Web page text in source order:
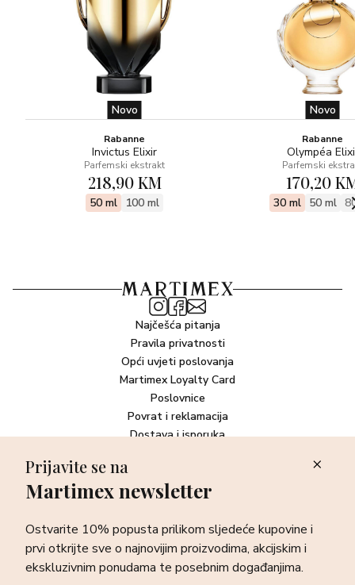
Novo
Rabanne
Invictus Elixir
Parfemski ekstrakt
218,90 KM
50 ml 100 ml
Novo
Rabanne
Olympéa
Parfemski
170,20
30 ml 50 ml
Najčešća pitanja
Pravila privatnosti
Opći uvjeti poslovanja
Martimex Loyalty Card
Poslovnice
Povrat i reklamacija
Dostava i isporuka
Newsletter
sve o najnovijim proizvodima, akcijskim i ekskluzivnim
ponudama te posebnim događanjima.
Prijava
Prijavite se na
Martimex newsletter
Ostvarite 10% popusta prilikom sljedeće kupovine i
prvi otkrijte sve o najnovijim proizvodima, akcijskim i
ekskluzivnim ponudama te posebnim događanjima.